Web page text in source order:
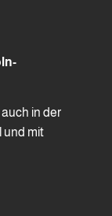
in der
und mit